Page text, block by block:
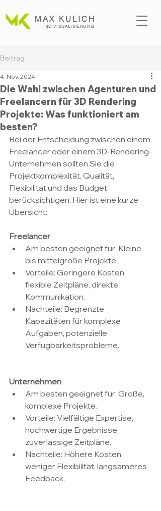
MAX KULICH
3D VISUALISIERUNG
Beitrag
Die Wahl zwischen Agenturen und
Freelancern für 3D Rendering
Projekte: Was funktioniert am
besten?
4. Nov. 2024
Bei der Entscheidung zwischen einem
Freelancer oder einem 3D-Rendering-
Unternehmen sollten Sie die
Projektkomplexität, Qualität,
Flexibilität und das Budget
berücksichtigen. Hier ist eine kurze
Übersicht:
Freelancer
Am besten geeignet für: Kleine
bis mittelgroße Projekte.
Vorteile: Geringere Kosten,
flexible Zeitpläne, direkte
Kommunikation.
Nachteile: Begrenzte
Kapazitäten für komplexe
Aufgaben, potenzielle
Verfügbarkeitsprobleme.
Unternehmen
Am besten geeignet für: Große,
komplexe Projekte.
Vorteile: Vielfältige Expertise,
hochwertige Ergebnisse,
zuverlässige Zeitpläne.
Nachteile: Höhere Kosten,
weniger Flexibilität, langsameres
Feedback.